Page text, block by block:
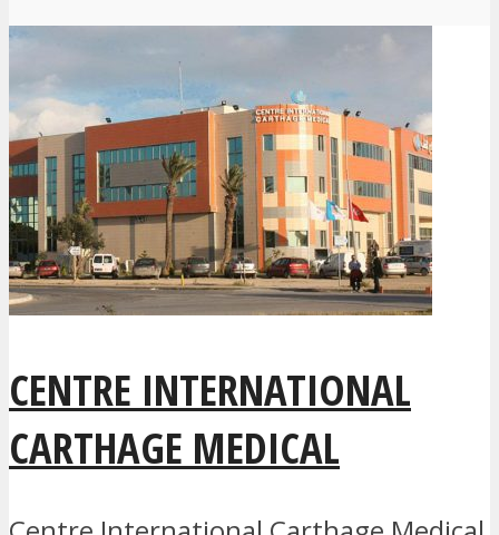
CENTRE INTERNATIONAL
CARTHAGE MEDICAL